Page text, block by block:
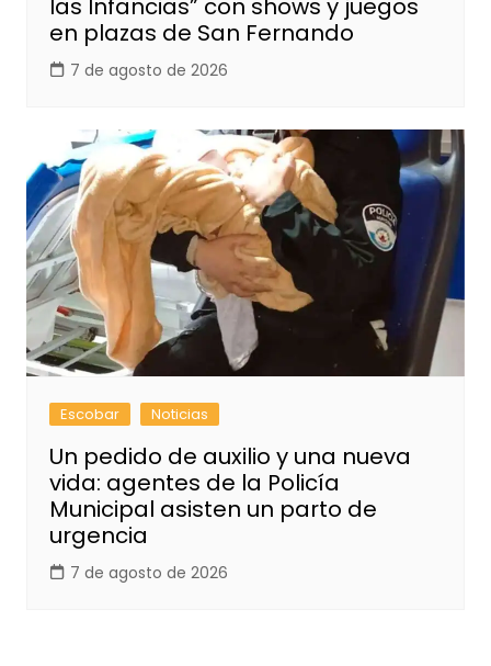
las Infancias” con shows y juegos
en plazas de San Fernando
7 de agosto de 2026
Escobar Noticias
Un pedido de auxilio y una nueva
vida: agentes de la Policía
Municipal asisten un parto de
urgencia
7 de agosto de 2026